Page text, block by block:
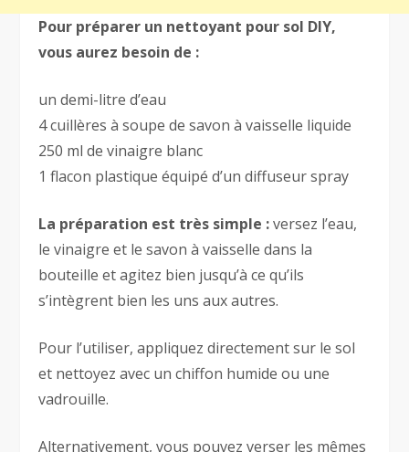
Pour préparer un nettoyant pour sol DIY,
vous aurez besoin de :
un demi-litre d’eau
4 cuillères à soupe de savon à vaisselle liquide
250 ml de vinaigre blanc
1 flacon plastique équipé d’un diffuseur spray
La préparation est très simple :versez l’eau,
le vinaigre et le savon à vaisselle dans la
bouteille et agitez bien jusqu’à ce qu’ils
s’intègrent bien les uns aux autres.
Pour l’utiliser, appliquez directement sur le sol
et nettoyez avec un chiffon humide ou une
vadrouille.
Alternativement, vous pouvez verser les mêmes